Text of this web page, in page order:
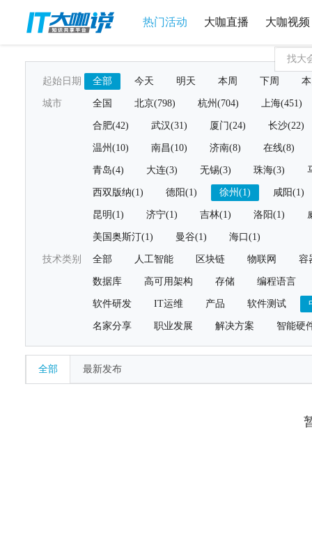
热门活动 大咖直播 大咖视频
起始日期 全部 今天 明天 本周 下周
城市 全国 北京(798) 杭州(704) 上海(451)
合肥(42) 武汉(31) 厦门(24) 长沙(22)
温州(10) 南昌(10) 济南(8) 在线(8)
青岛(4) 大连(3) 无锡(3) 珠海(3)
西双版纳(1) 德阳(1) 徐州(1) 咸阳(1)
昆明(1) 济宁(1) 吉林(1) 洛阳(1)
美国奥斯汀(1) 曼谷(1) 海口(1)
技术类别 全部 人工智能 区块链 物联网 容
数据库 高可用架构 存储 编程语言
软件研发 IT运维 产品 软件测试
名家分享 职业发展 解决方案 智能硬
全部 最新发布